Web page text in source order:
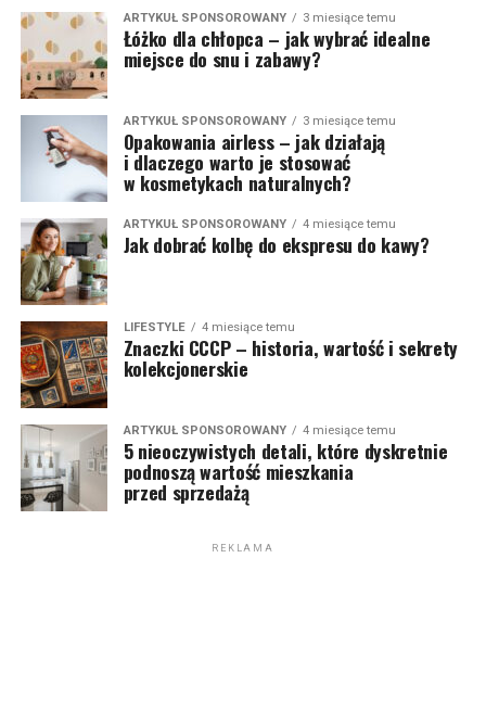
ARTYKUŁ SPONSOROWANY 3 miesiące temu
Łóżko dla chłopca – jak wybrać idealne
miejsce do snu i zabawy?
ARTYKUŁ SPONSOROWANY 3 miesiące temu
Opakowania airless – jak działają
i dlaczego warto je stosować
w kosmetykach naturalnych?
ARTYKUŁ SPONSOROWANY 4 miesiące temu
Jak dobrać kolbę do ekspresu do kawy?
LIFESTYLE 4 miesiące temu
Znaczki CCCP – historia, wartość i sekrety
kolekcjonerskie
ARTYKUŁ SPONSOROWANY 4 miesiące temu
5 nieoczywistych detali, które dyskretnie
podnoszą wartość mieszkania
przed sprzedażą
REKLAMA